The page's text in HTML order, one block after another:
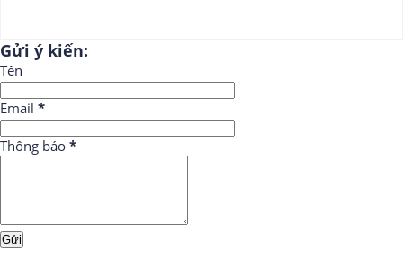
Gửi ý kiến:
Tên
Email *
Thông báo *